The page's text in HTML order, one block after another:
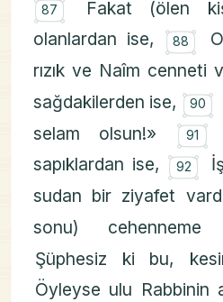
۝
87
Fakat (ölen
olanlardan ise, ۝
88
rızık ve Naîm cenneti
sağdakilerden ise, ۝
90
selam olsun!» ۝
91
sapıklardan ise, ۝
92
sudan bir ziyafet
sonu) cehenneme
Şüphesiz ki bu,
Öyleyse ulu Rabbinin